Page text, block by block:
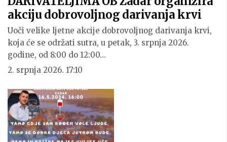
akciju dobrovoljnog darivanja krvi
Uoči velike ljetne akcije dobrovoljnog darivanja krvi,
koja će se održati sutra, u petak, 3. srpnja 2026.
godine, od 8:00 do 12:00…
2. srpnja 2026. 17:10